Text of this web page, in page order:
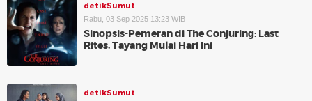
detikSumut
Rabu, 03 Sep 2025 13:23 WIB
Sinopsis-Pemeran di The Conjuring: Last
Rites, Tayang Mulai Hari Ini
detikSumut